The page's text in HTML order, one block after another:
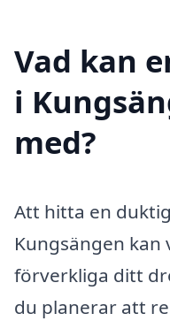
Vad kan
i
med?
Att hitta en
Kungsängen
förverkliga ditt
du planerar att